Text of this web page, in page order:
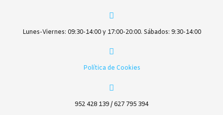
Lunes-Viernes: 09:30-14:00 y 17:00-20:00. Sábados: 9:30-14:00
Política de Cookies
952 428 139 / 627 795 394